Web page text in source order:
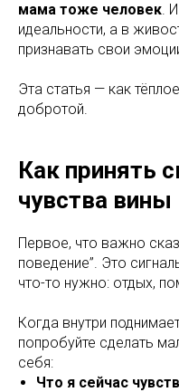
мама тоже человек.
идеальности, а в
признавать свои
Эта статья — как
добротой.
Как принять
чувства вины
Первое, что важно
поведение”. Это
что-то нужно: отдых,
Когда внутри
попробуйте сделать
себя:
Что я сейчас